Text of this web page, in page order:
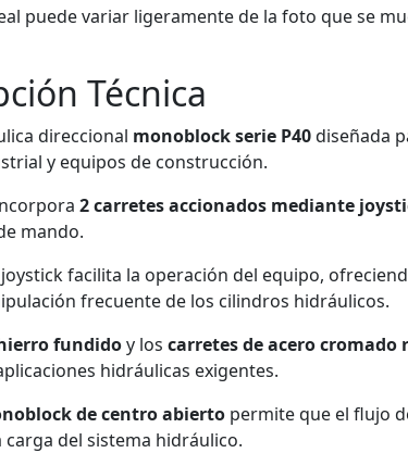
puede variar ligeramente de la foto que se
Técnica
direccional monoblock serie P40diseñada
y equipos de construcción.
2 carretes accionados mediante
mando.
joystick facilita la operación del equipo,
frecuente de los cilindros hidráulicos.
fundidoy los carretes de acero cromado
hidráulicas exigentes.
de centro abierto permite que el flujo
del sistema hidráulico.